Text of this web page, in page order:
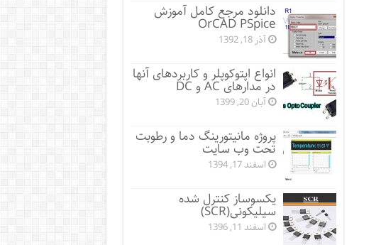
دانلود مرجع کامل آموزش
OrCAD PSpice
آذر 18, 1392
انواع اپتوکوپلر و کاربردهای آنها
در مدارهای AC و DC
آبان 20, 1399
پروژه مانيتورينگ دما و رطوبت
تحت وب سایت
اسفند 17, 1394
یکسوساز کنترل شده
سیلیکونی(SCR)
اسفند 11, 1396